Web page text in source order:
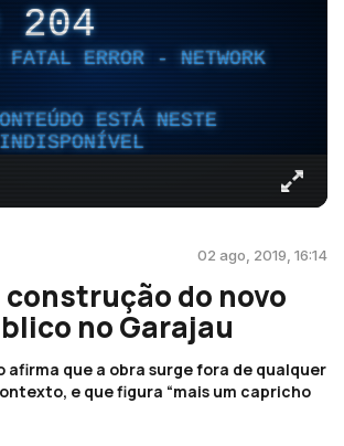
204
ERROR - NETWORK
ESTÁ NESTE
INDISPONÍVEL
02 ago, 2019, 16:14
construção do novo
no Garajau
afirma que a obra surge fora de qualquer
e que figura “mais um capricho